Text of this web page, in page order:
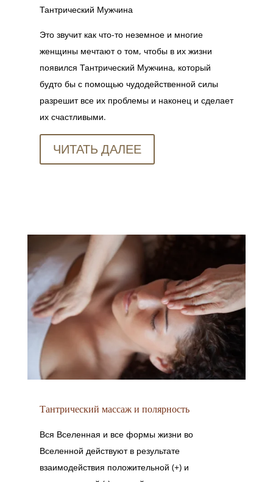
Тантрический Мужчина
Это звучит как что-то неземное и многие
женщины мечтают о том, чтобы в их жизни
появился Тантрический Мужчина, который
будто бы с помощью чудодейственной силы
разрешит все их проблемы и наконец и сделает
их счастливыми.
ЧИТАТЬ ДАЛЕЕ
Тантрический массаж и полярность
Вся Вселенная и все формы жизни во
Вселенной действуют в результате
взаимодействия положительной (+) и